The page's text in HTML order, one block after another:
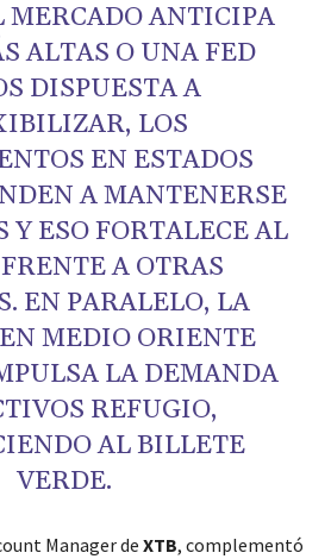
MERCADO ANTICIPA
ALTAS O UNA FED
DISPUESTA A
LOS
EN ESTADOS
A MANTENERSE
Y ESO FORTALECE AL
A OTRAS
EN PARALELO, LA
MEDIO ORIENTE
LA DEMANDA
REFUGIO,
AL BILLETE
VERDE.
Manager de XTB, complementó